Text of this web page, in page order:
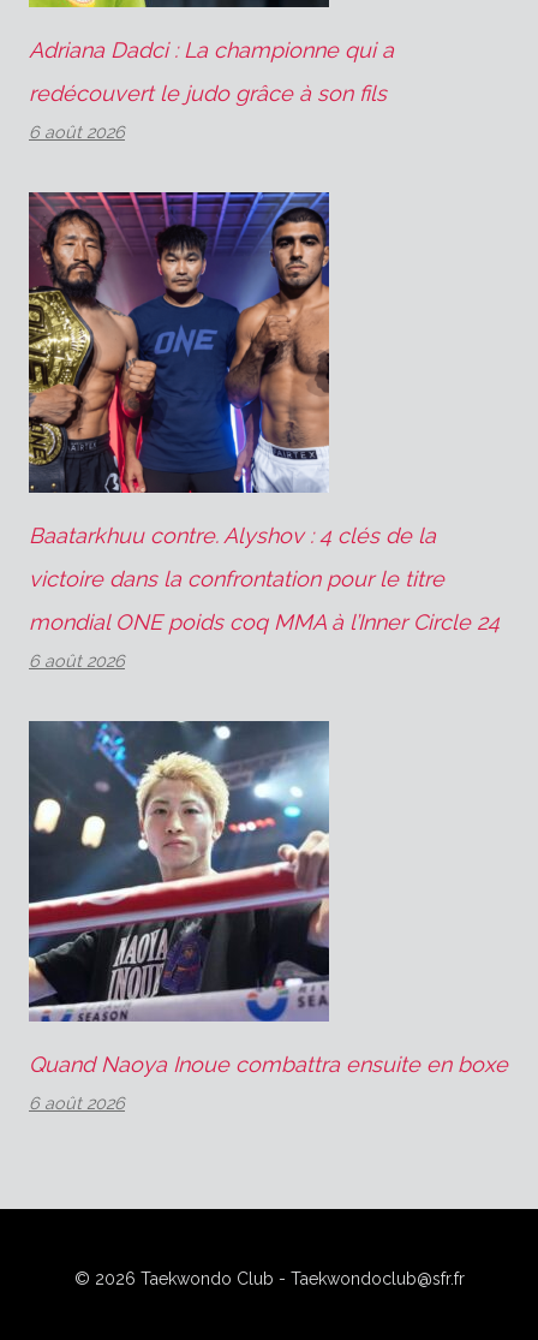
Adriana Dadci : La championne qui a
redécouvert le judo grâce à son fils
6 août 2026
Baatarkhuu contre. Alyshov : 4 clés de la
victoire dans la confrontation pour le titre
mondial ONE poids coq MMA à l’Inner Circle 24
6 août 2026
Quand Naoya Inoue combattra ensuite en boxe
6 août 2026
© 2026 Taekwondo Club - Taekwondoclub@sfr.fr